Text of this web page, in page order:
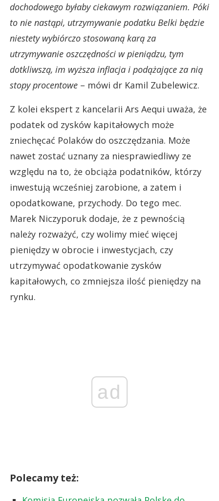
dochodowego byłaby ciekawym rozwiązaniem. Póki
to nie nastąpi, utrzymywanie podatku Belki będzie
niestety wybiórczo stosowaną karą za
utrzymywanie oszczędności w pieniądzu, tym
dotkliwszą, im wyższa inflacja i podążające za nią
stopy procentowe – mówi dr Kamil Zubelewicz.
Z kolei ekspert z kancelarii Ars Aequi uważa, że
podatek od zysków kapitałowych może
zniechęcać Polaków do oszczędzania. Może
nawet zostać uznany za niesprawiedliwy ze
względu na to, że obciąża podatników, którzy
inwestują wcześniej zarobione, a zatem i
opodatkowane, przychody. Do tego mec.
Marek Niczyporuk dodaje, że z pewnością
należy rozważyć, czy wolimy mieć więcej
pieniędzy w obrocie i inwestycjach, czy
utrzymywać opodatkowanie zysków
kapitałowych, co zmniejsza ilość pieniędzy na
rynku.
ad
Polecamy też: